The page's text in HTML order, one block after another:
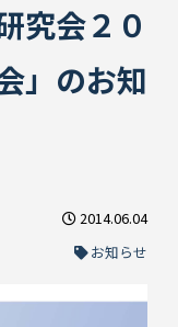
究会２０
」のお知
2014.06.04
お知らせ